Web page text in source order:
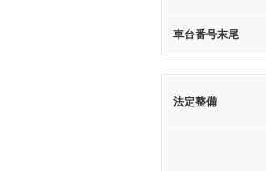
車台番号末尾
法定整備